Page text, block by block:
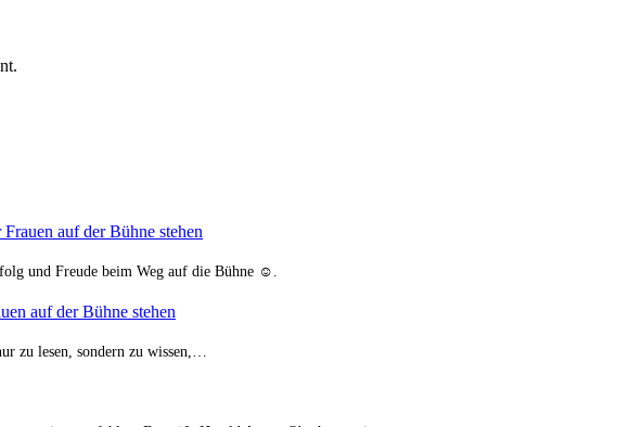
auf der Bühne stehen
und Freude beim Weg auf die Bühne ☺️.
auf der Bühne stehen
zu lesen, sondern zu wissen,…